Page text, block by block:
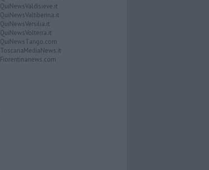
QuiNewsValdisieve.it
QuiNewsValtiberina.it
QuiNewsVersilia.it
QuiNewsVolterra.it
QuiNewsTango.com
ToscanaMediaNews.it
Fiorentinanews.com